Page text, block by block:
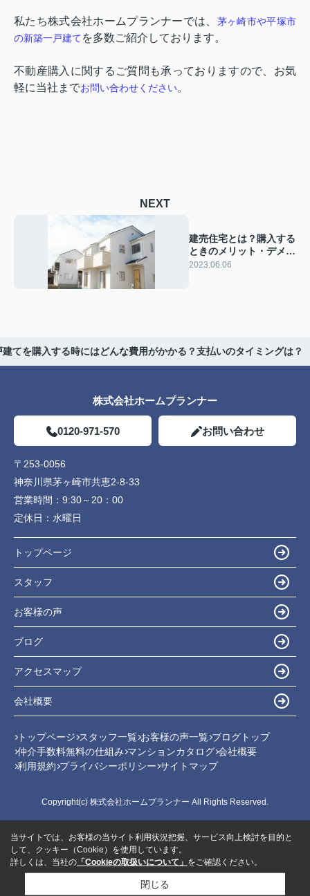
私たち株式会社ホームプランナーでは、 茅ヶ崎市や平塚市
の新築一戸建てを多数ご紹介しております。
不動産購入に関するご質問も承っておりますので、お気
軽に当社までお問い合わせください。
NEXT
建売住宅とは？購入する
ときのメリット・デメリ
ットをご紹介
2023.06.06
建てを購入する時にはどんな費用がかかる？支払いのタイミングは？
株式会社ホームプランナー
0120-971-570 お問い合わせ
〒253-0056
神奈川県茅ヶ崎市共恵2-8-33
営業時間： 9:30～20：00
定休日： 水曜日
トップページ
スタッフ
お客様の声
ブログ
アクセスマップ
会社概要
トップページ スタッフ一覧 お客様の声一覧 ブログトップ
仲介手数料無料の仕組み マンションカタログ 会社概要
利用規約 プライバシーポリシー サイトマップ
Copyright(c) 株式会社ホームプランナー All Rights Reserved.
当サイトでは、お客様の当サイト利用状況把握、サービス向上検討を目的と
して、クッキー（Cookie）を使用しています。
詳しくは、当社の 「Cookieの取扱いについて」 をご確認ください。
閉じる